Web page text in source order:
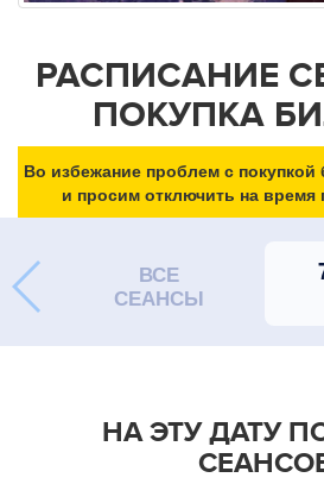
РАСПИСАНИЕ
ПОКУПКА
Во избежание проблем с
и просим отключить на время
ВСЕ
СЕАНСЫ
НА ЭТУ ДАТУ